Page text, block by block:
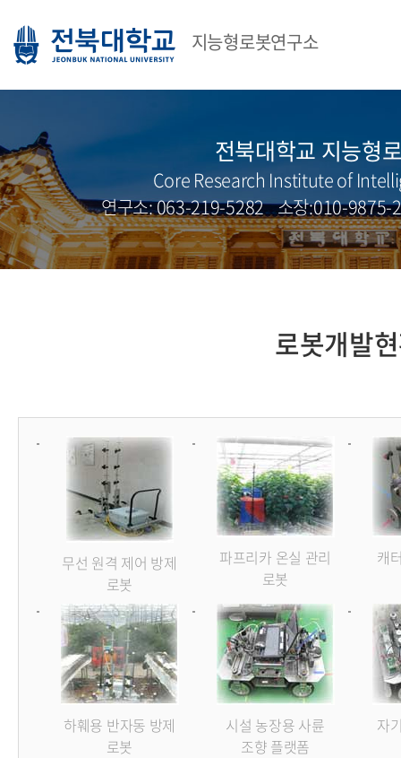
지능형로봇연구소
전북대학교 지능형
Core Research Institute of
연구소: 063-219-5282 소장:010-
로봇개발
무선 원격 제어 방제
로봇
파프리카 온실 관리
로봇
캐
하훼용 반자동 방제
로봇
시설 농장용 사륜
조향 플랫폼
자